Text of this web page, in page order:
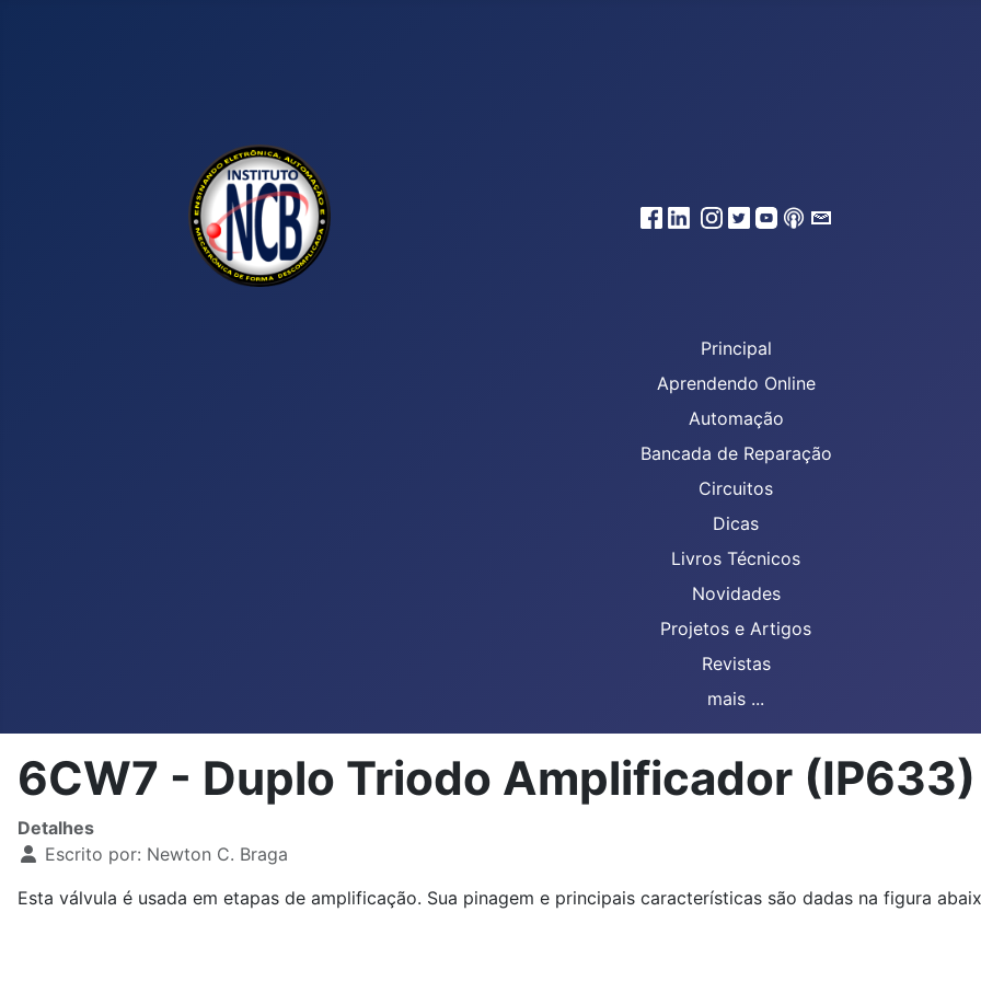
Principal
Aprendendo Online
Automação
Bancada de Reparação
Circuitos
Dicas
Livros Técnicos
Novidades
Projetos e Artigos
Revistas
mais ...
6CW7 - Duplo Triodo Amplificador (IP633)
Detalhes
Escrito por: Newton C. Braga
Esta válvula é usada em etapas de amplificação. Sua pinagem e principais características são dadas na figura